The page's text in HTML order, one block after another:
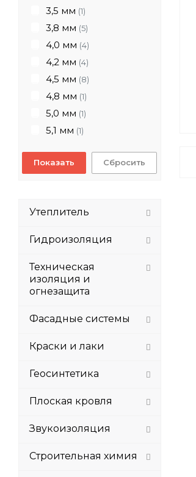
3,5 мм (1)
3,8 мм (5)
4,0 мм (4)
4,2 мм (4)
4,5 мм (8)
4,8 мм (1)
5,0 мм (1)
5,1 мм (1)
Сбросить
Утеплитель
Гидроизоляция
Техническая
изоляция и
огнезащита
Фасадные системы
Краски и лаки
Геосинтетика
Плоская кровля
Звукоизоляция
Строительная химия